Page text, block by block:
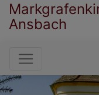
Ansbach